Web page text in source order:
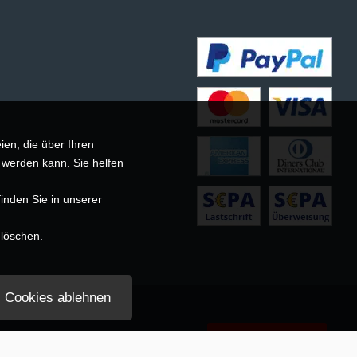
die über Ihren
kann. Sie helfen
Sie in unserer
Cookies ablehnen